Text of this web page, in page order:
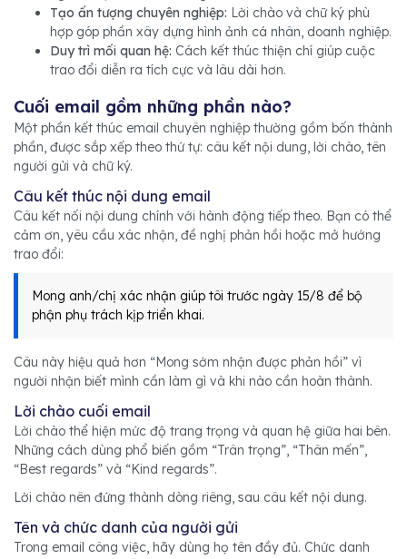
Tạo ấn tượng chuyên nghiệp: Lời chào và chữ ký phù
hợp góp phần xây dựng hình ảnh cá nhân, doanh nghiệp.
Duy trì mối quan hệ: Cách kết thúc thiện chí giúp cuộc
trao đổi diễn ra tích cực và lâu dài hơn.
Cuối email gồm những phần nào?
Một phần kết thúc email chuyên nghiệp thường gồm bốn thành
phần, được sắp xếp theo thứ tự: câu kết nội dung, lời chào, tên
người gửi và chữ ký.
Câu kết thúc nội dung email
Câu kết nối nội dung chính với hành động tiếp theo. Bạn có thể
cảm ơn, yêu cầu xác nhận, đề nghị phản hồi hoặc mở hướng
trao đổi:
Mong anh/chị xác nhận giúp tôi trước ngày 15/8 để bộ
phận phụ trách kịp triển khai.
Câu này hiệu quả hơn “Mong sớm nhận được phản hồi” vì
người nhận biết mình cần làm gì và khi nào cần hoàn thành.
Lời chào cuối email
Lời chào thể hiện mức độ trang trọng và quan hệ giữa hai bên.
Những cách dùng phổ biến gồm “Trân trọng”, “Thân mến”,
“Best regards” và “Kind regards”.
Lời chào nên đứng thành dòng riêng, sau câu kết nội dung.
Tên và chức danh của người gửi
Trong email công việc, hãy dùng họ tên đầy đủ. Chức danh